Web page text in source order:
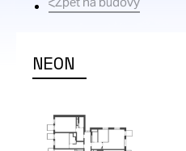
NEON